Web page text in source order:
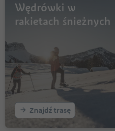
Wędrówki w
rakietach śnieżnych
Znajdź trasę